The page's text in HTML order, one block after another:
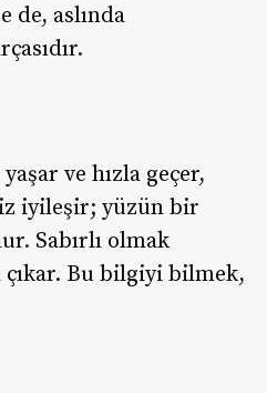
de, aslında
ve hızla geçer,
iyileşir; yüzün bir
Sabırlı olmak
Bu bilgiyi bilmek,